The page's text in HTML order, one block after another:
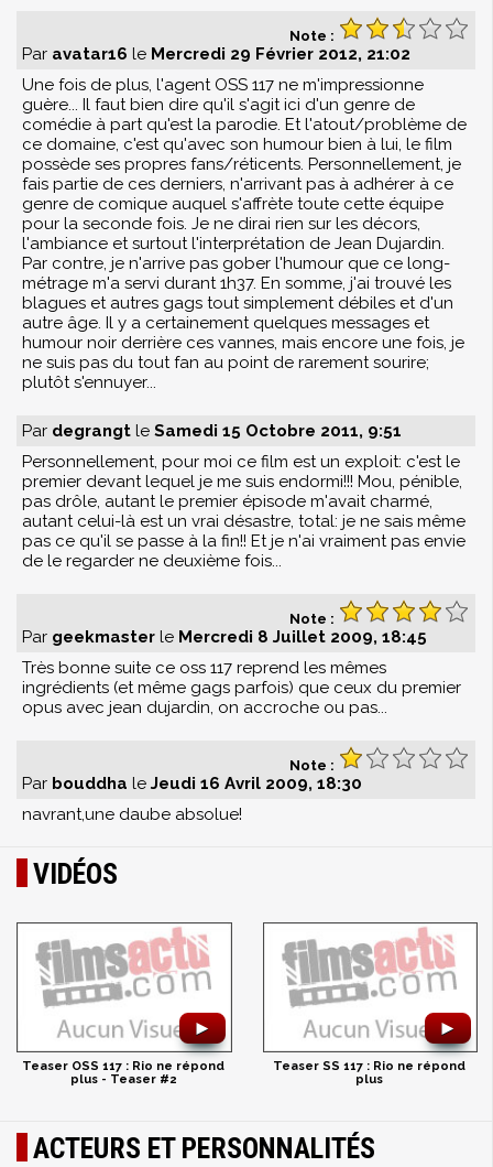
Note :
Par avatar16 le Mercredi 29 Février 2012, 21:02
Une fois de plus, l'agent OSS 117 ne m'impressionne
guère... Il faut bien dire qu'il s'agit ici d'un genre de
comédie à part qu'est la parodie. Et l'atout/problème de
ce domaine, c'est qu'avec son humour bien à lui, le film
possède ses propres fans/réticents. Personnellement, je
fais partie de ces derniers, n'arrivant pas à adhérer à ce
genre de comique auquel s'affrète toute cette équipe
pour la seconde fois. Je ne dirai rien sur les décors,
l'ambiance et surtout l'interprétation de Jean Dujardin.
Par contre, je n'arrive pas gober l'humour que ce long-
métrage m'a servi durant 1h37. En somme, j'ai trouvé les
blagues et autres gags tout simplement débiles et d'un
autre âge. Il y a certainement quelques messages et
humour noir derrière ces vannes, mais encore une fois, je
ne suis pas du tout fan au point de rarement sourire;
plutôt s'ennuyer...
Par degrangt le Samedi 15 Octobre 2011, 9:51
Personnellement, pour moi ce film est un exploit: c'est le
premier devant lequel je me suis endormi!!! Mou, pénible,
pas drôle, autant le premier épisode m'avait charmé,
autant celui-là est un vrai désastre, total: je ne sais même
pas ce qu'il se passe à la fin!! Et je n'ai vraiment pas envie
de le regarder ne deuxième fois...
Note :
Par geekmaster le Mercredi 8 Juillet 2009, 18:45
Très bonne suite ce oss 117 reprend les mêmes
ingrédients (et même gags parfois) que ceux du premier
opus avec jean dujardin, on accroche ou pas...
Note :
Par bouddha le Jeudi 16 Avril 2009, 18:30
navrant,une daube absolue!
VIDÉOS
►
Teaser OSS 117 : Rio ne répond
plus - Teaser #2
►
Teaser SS 117 : Rio ne répond
plus
ACTEURS ET PERSONNALITÉS